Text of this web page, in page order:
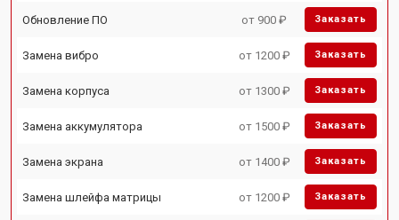
Обновление ПО от 900 ₽ Заказать
Замена вибро от 1200 ₽ Заказать
Замена корпуса от 1300 ₽ Заказать
Замена аккумулятора от 1500 ₽ Заказать
Замена экрана от 1400 ₽ Заказать
Замена шлейфа матрицы от 1200 ₽ Заказать